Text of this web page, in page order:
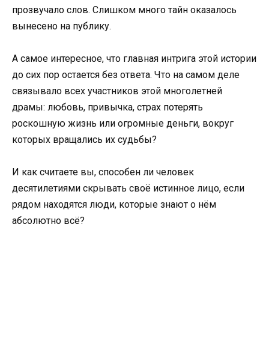
прозвучало слов. Слишком много тайн оказалось
вынесено на публику.
А самое интересное, что главная интрига этой истории
до сих пор остается без ответа. Что на самом деле
связывало всех участников этой многолетней
драмы: любовь, привычка, страх потерять
роскошную жизнь или огромные деньги, вокруг
которых вращались их судьбы?
И как считаете вы, способен ли человек
десятилетиями скрывать своё истинное лицо, если
рядом находятся люди, которые знают о нём
абсолютно всё?